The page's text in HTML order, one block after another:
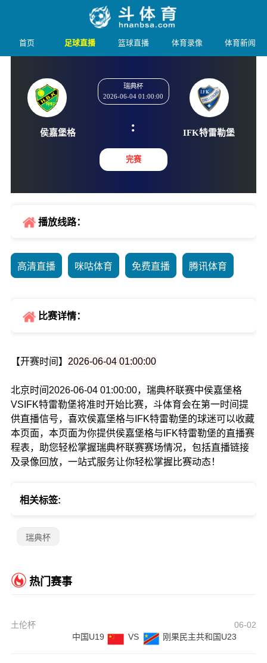
首页 足球直播 篮球直播 体育录像 体育新闻
瑞典杯
2026-06-04 01:00:00
:
完赛
播放线路：
高清直播 咪咕体育 免费直播 腾讯体育
比赛详情：
【开赛时间】 2026-06-04 01:00:00
北京时间2026-06-04 01:00:00，瑞典杯联赛中侯嘉堡格
VSIFK特雷勒堡将准时开始比赛，斗体育会在第一时间提
供直播信号，喜欢侯嘉堡格与IFK特雷勒堡的球迷可以收藏
本页面，本页面为你提供侯嘉堡格与IFK特雷勒堡的直播赛
程表，助您轻松掌握瑞典杯联赛赛场情况，包括直播链接
及录像回放，一站式服务让你轻松掌握比赛动态！
相关标签:
瑞典杯
热门赛事
土伦杯
06-02
中国U19
VS 刚果民主共和国U23